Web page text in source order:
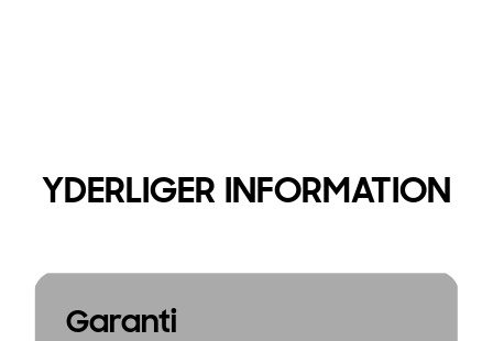
YDERLIGER INFORMATION
Garanti